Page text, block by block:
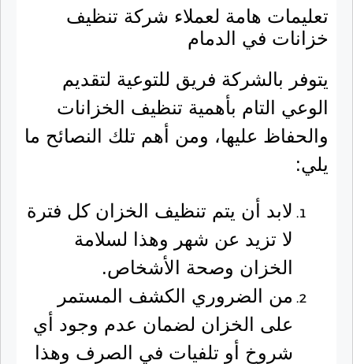
تعليمات هامة لعملاء شركة تنظيف
خزانات في الدمام
يتوفر بالشركة فريق للتوعية لتقديم
الوعي التام بأهمية تنظيف الخزانات
والحفاظ عليها، ومن أهم تلك النصائح ما
يلي:
لابد أن يتم تنظيف الخزان كل فترة
لا تزيد عن شهر وهذا لسلامة
الخزان وصحة الأشخاص.
من الضروري الكشف المستمر
على الخزان لضمان عدم وجود أي
شروخ أو تلفيات في الصرف وهذا